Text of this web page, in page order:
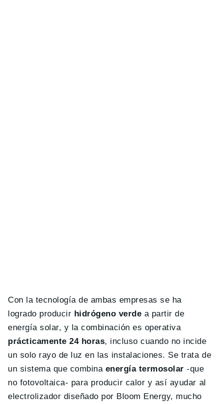
Con la tecnología de ambas empresas se ha
logrado producir hidrógeno verde a partir de
energía solar, y la combinación es operativa
prácticamente 24 horas, incluso cuando no incide
un solo rayo de luz en las instalaciones. Se trata de
un sistema que combina energía termosolar -que
no fotovoltaica- para producir calor y así ayudar al
electrolizador diseñado por Bloom Energy, mucho